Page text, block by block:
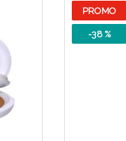
PROMO
-38 %